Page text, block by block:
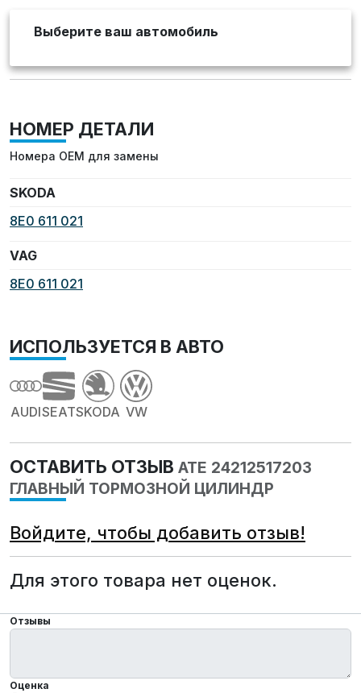
Выберите ваш автомобиль
НОМЕР ДЕТАЛИ
Номера OEM для замены
SKODA
8E0 611 021
VAG
8E0 611 021
ИСПОЛЬЗУЕТСЯ В АВТО
AUDISEATSKODA VW
ОСТАВИТЬ ОТЗЫВ ATE 24212517203
ГЛАВНЫЙ ТОРМОЗНОЙ ЦИЛИНДР
Войдите, чтобы добавить отзыв!
Для этого товара нет оценок.
Отзывы
Оценка